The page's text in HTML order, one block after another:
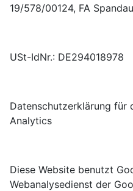
19/578/00124, FA Spandau
USt-IdNr.: DE294018978
Datenschutzerklärung für
Analytics
Diese Website benutzt
Webanalysedienst der